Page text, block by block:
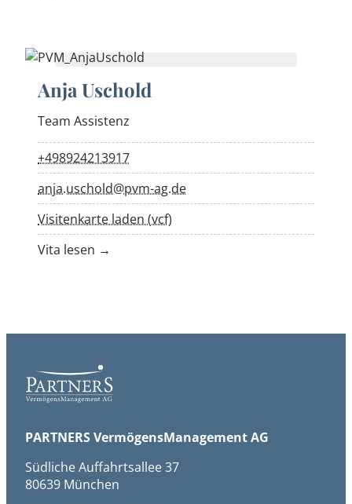
Anja Uschold
Team Assistenz
+498924213917
anja.uschold@pvm-ag.de
Visitenkarte laden (vcf)
Vita lesen →
PARTNERS VermögensManagement AG
Südliche Auffahrtsallee 37
80639 München